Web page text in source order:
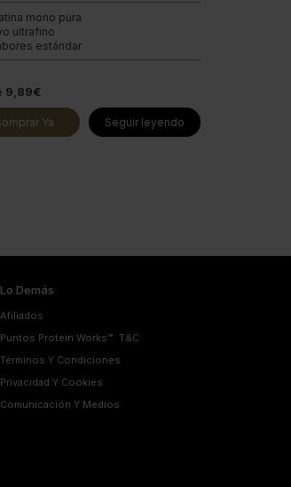
mono pura
ultrafino
estándar
9,89€
Ya Seguir leyendo
Lo Demás
Afiliados
Puntos Protein Works™. T&C
Términos Y Condiciones
Privacidad Y Cookies
Comunicación Y Medios